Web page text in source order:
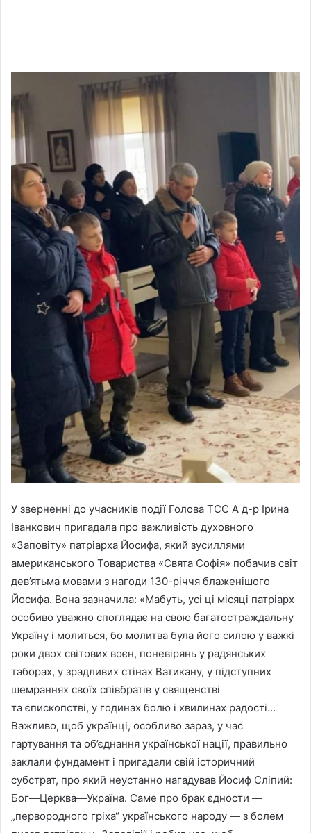
У зверненні до учасників події Голова ТСС А д-р Ірина
Іванкович пригадала про важливість духовного
«Заповіту» патріарха Йосифа, який зусиллями
американського Товариства «Свята Софія» побачив світ
дев’ятьма мовами з нагоди 130-річчя блаженішого
Йосифа. Вона зазначила: «Мабуть, усі ці місяці патріарх
особиво уважно споглядає на свою багатостраждальну
Україну і молиться, бо молитва була його силою у важкі
роки двох світових воєн, поневірянь у радянських
таборах, у зрадливих стінах Ватикану, у підступних
шемраннях своїх співбратів у священстві
та єпископстві, у годинах болю і хвилинах радості…
Важливо, щоб українці, особливо зараз, у час
гартування та об’єднання української нації, правильно
заклали фундамент і пригадали свій історичний
субстрат, про який неустанно нагадував Йосиф Сліпий:
Бог—Церква—Україна. Саме про брак єдности —
„первородного гріха“ українського народу — з болем